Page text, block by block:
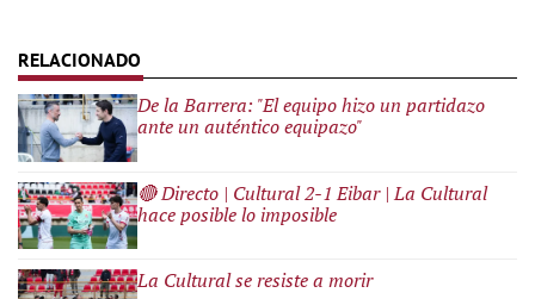
De la Barrera: "El equipo hizo un partidazo
ante un auténtico equipazo"
🔴 Directo | Cultural 2-1 Eibar | La Cultural
hace posible lo imposible
La Cultural se resiste a morir